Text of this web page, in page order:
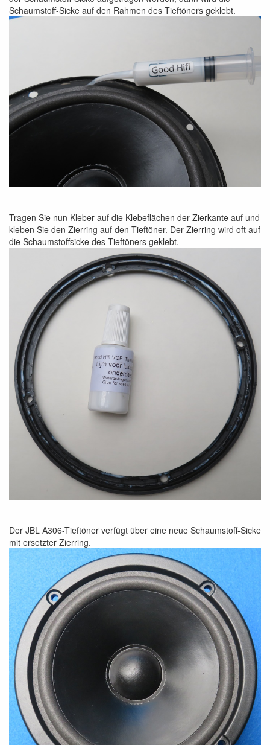
Schaumstoff-Sicke auf den Rahmen des Tieftöners geklebt.
Tragen Sie nun Kleber auf die Klebeflächen der Zierkante auf und
kleben Sie den Zierring auf den Tieftöner. Der Zierring wird oft auf
die Schaumstoffsicke des Tieftöners geklebt.
Der JBL A306-Tieftöner verfügt über eine neue Schaumstoff-Sicke
mit ersetzter Zierring.